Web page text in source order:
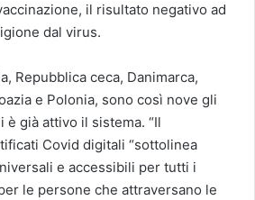
il risultato negativo ad
dal virus.
Repubblica ceca, Danimarca,
e Polonia, sono così nove gli
è già attivo il sistema. “Il
Covid digitali “sottolinea
e accessibili per tutti i
le persone che attraversano le